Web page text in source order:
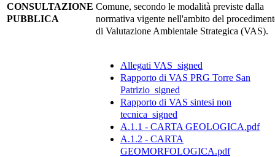
CONSULTAZIONE
PUBBLICA
Comune, secondo le modalità previste dalla
normativa vigente nell'ambito del
di Valutazione Ambientale Strategica (VAS).
Allegati VAS_signed
Rapporto di VAS PRG Torre San
Patrizio_signed
Rapporto di VAS sintesi non
tecnica_signed
A.1.1 - CARTA GEOLOGICA.pdf
A.1.2 - CARTA
GEOMORFOLOGICA.pdf